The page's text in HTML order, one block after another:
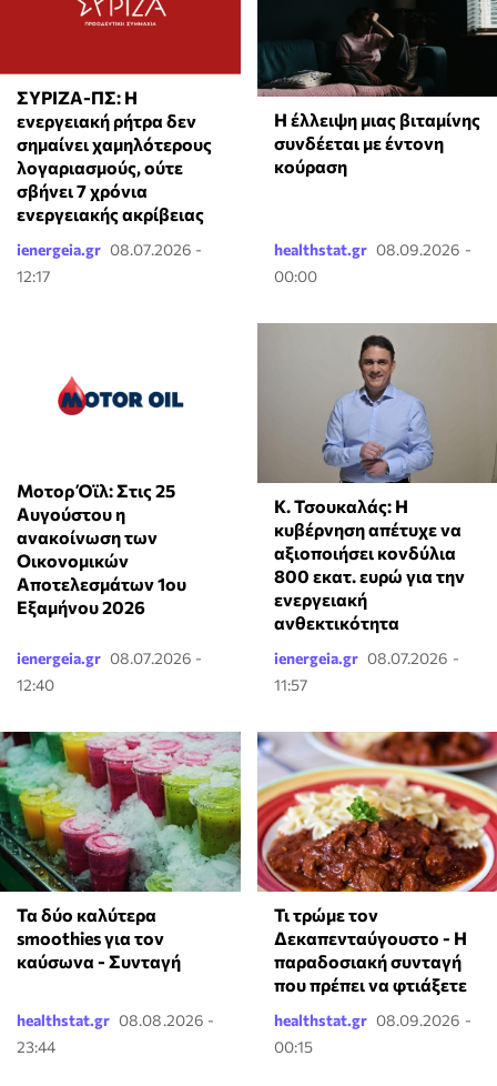
ΣΥΡΙΖΑ-ΠΣ: Η
ενεργειακή ρήτρα δεν
σημαίνει χαμηλότερους
λογαριασμούς, ούτε
σβήνει 7 χρόνια
ενεργειακής ακρίβειας
ienergeia.gr 08.07.2026 -
12:17
⁠Η έλλειψη μιας βιταμίνης
συνδέεται με έντονη
κούραση
healthstat.gr 08.09.2026 -
00:00
Μοτορ Όϊλ: Στις 25
Αυγούστου η
ανακοίνωση των
Οικονομικών
Αποτελεσμάτων 1ου
Εξαμήνου 2026
ienergeia.gr 08.07.2026 -
12:40
Κ. Τσουκαλάς: Η
κυβέρνηση απέτυχε να
αξιοποιήσει κονδύλια
800 εκατ. ευρώ για την
ενεργειακή
ανθεκτικότητα
ienergeia.gr 08.07.2026 -
11:57
Τα δύο καλύτερα
smoothies για τον
καύσωνα - Συνταγή
healthstat.gr 08.08.2026 -
23:44
Τι τρώμε τον
Δεκαπενταύγουστο - Η
παραδοσιακή συνταγή
που πρέπει να φτιάξετε
healthstat.gr 08.09.2026 -
00:15